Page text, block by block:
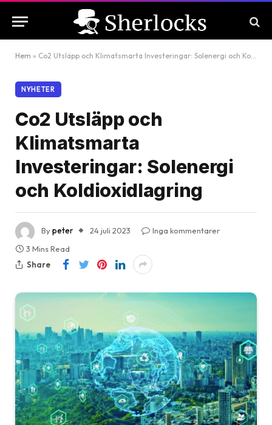
Hem » Co2 Utsläpp och Klimatsmarta Investeringar: Solenergi och Koldioxidlagring
NYHETER
Co2 Utsläpp och
Klimatsmarta
Investeringar: Solenergi
och Koldioxidlagring
Bypeter 24 juli 2023
Inga kommentarer
3 Mins Read
Share